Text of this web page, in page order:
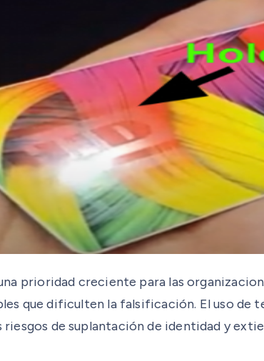
prioridad creciente para las
que dificulten la falsificación. El uso de
de suplantación de identidad y